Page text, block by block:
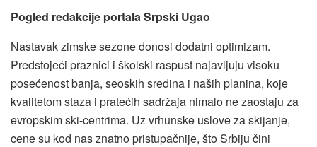
Pogled redakcije portala Srpski Ugao
Nastavak zimske sezone donosi dodatni optimizam.
Predstojeći praznici i školski raspust najavljuju visoku
posećenost banja, seoskih sredina i naših planina, koje
kvalitetom staza i pratećih sadržaja nimalo ne zaostaju za
evropskim ski-centrima. Uz vrhunske uslove za skijanje,
cene su kod nas znatno pristupačnije, što Srbiju čini